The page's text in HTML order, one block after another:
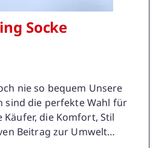
Socke
so bequem Unsere
sind die perfekte Wahl für
die Komfort, Stil
Beitrag zur Umwelt